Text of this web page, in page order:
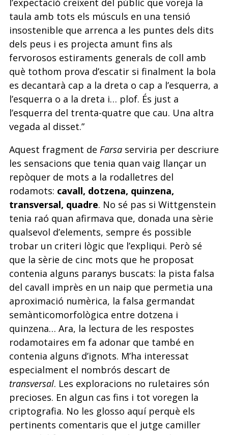
l’expectació creixent del públic que voreja la
taula amb tots els músculs en una tensió
insostenible que arrenca a les puntes dels dits
dels peus i es projecta amunt fins als
fervorosos estiraments generals de coll amb
què tothom prova d’escatir si finalment la bola
es decantarà cap a la dreta o cap a l’esquerra, a
l’esquerra o a la dreta i… plof. És just a
l’esquerra del trenta-quatre que cau. Una altra
vegada al disset.”
Aquest fragment de Farsaserviria per descriure
les sensacions que tenia quan vaig llançar un
repòquer de mots a la rodalletres del
rodamots: cavall, dotzena, quinzena,
transversal, quadre. No sé pas si Wittgenstein
tenia raó quan afirmava que, donada una sèrie
qualsevol d’elements, sempre és possible
trobar un criteri lògic que l’expliqui. Però sé
que la sèrie de cinc mots que he proposat
contenia alguns paranys buscats: la pista falsa
del cavall imprès en un naip que permetia una
aproximació numèrica, la falsa germandat
semànticomorfològica entre dotzena i
quinzena… Ara, la lectura de les respostes
rodamotaires em fa adonar que també en
contenia alguns d’ignots. M’ha interessat
especialment el nombrós descart de
transversal. Les exploracions no ruletaires són
precioses. En algun cas fins i tot voregen la
criptografia. No les glosso aquí perquè els
pertinents comentaris que el jutge camiller